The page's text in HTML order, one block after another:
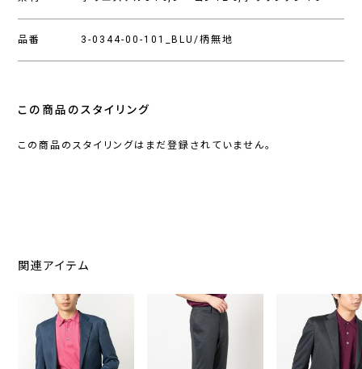
品番 3-0344-00-101_BLU/柄無地
この商品のスタイリング
この商品のスタイリングはまだ登録されていません。
関連アイテム